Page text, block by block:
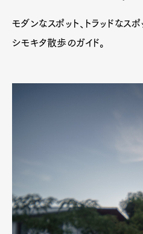
モダンなスポット、トラッドなスポ
シモキタ散歩のガイド。